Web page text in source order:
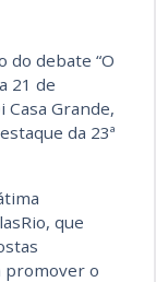
do debate “O
21 de
Grande,
da 23ª
que
promover o